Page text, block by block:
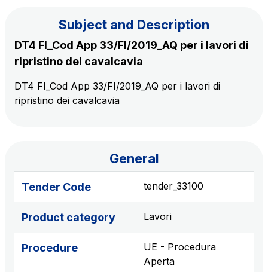
The Group
The technology operator for the integration of
Intelligent Transport Systems solutions
Amplia
complex infrastructures
Elgea
Production and sale of energy from renewable
Discover our App
Scan the QR Code with your mobile phone's
Find out more
Subject and Description
DT4 FI_Cod App 33/FI/2019_AQ per i lavori di
ripristino dei cavalcavia
DT4 FI_Cod App 33/FI/2019_AQ per i lavori di
ripristino dei cavalcavia
General
Tender Code tender_33100
Product category Lavori
Procedure
UE - Procedura
Aperta